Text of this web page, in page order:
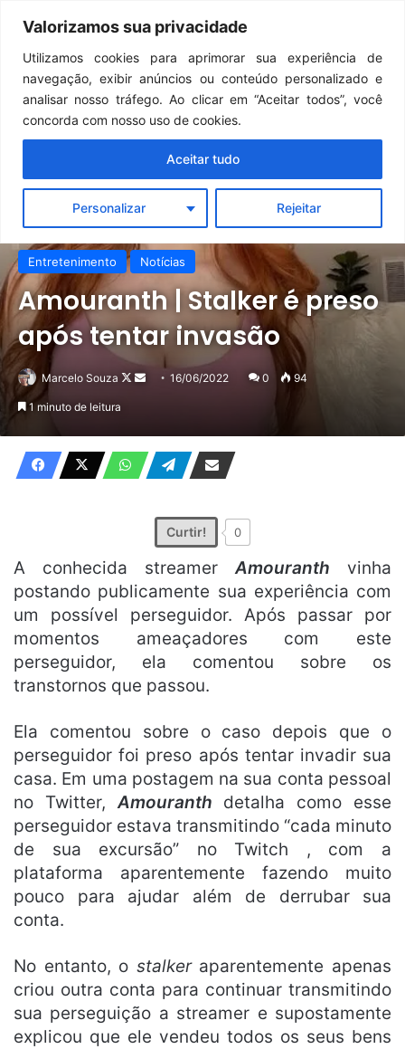
Valorizamos sua privacidade
Utilizamos cookies para aprimorar sua experiência de
navegação, exibir anúncios ou conteúdo personalizado e
analisar nosso tráfego. Ao clicar em “Aceitar todos”, você
concorda com nosso uso de cookies.
Personalizar Rejeitar
Aceitar tudo
Menu
Entretenimento Notícias
Amouranth | Stalker é preso
após tentar invasão
Marcelo Souza
Follow
Mande16/06/2022 0 94
1 minuto de leitura
Curtir! 0
A conhecida streamerAmouranth vinha
postando publicamente sua experiência com
um possível perseguidor. Após passar por
momentos ameaçadores com este
perseguidor, ela comentou sobre os
transtornos que passou.
Ela comentou sobre o caso depois que o
perseguidor foi preso após tentar invadir sua
casa. Em uma postagem na sua conta pessoal
no Twitter,Amouranth detalha como esse
perseguidor estava transmitindo “cada minuto
de sua excursão” no Twitch , com a
plataforma aparentemente fazendo muito
pouco para ajudar além de derrubar sua
conta.
No entanto, o stalkeraparentemente apenas
criou outra conta para continuar transmitindo
sua perseguição a streamer e supostamente
explicou que ele vendeu todos os seus bens